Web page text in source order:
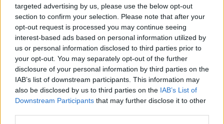
targeted advertising by us, please use the below opt-out
section to confirm your selection. Please note that after your
opt-out request is processed you may continue seeing
interest-based ads based on personal information utilized by
us or personal information disclosed to third parties prior to
your opt-out. You may separately opt-out of the further
disclosure of your personal information by third parties on the
IAB’s list of downstream participants. This information may
also be disclosed by us to third parties on the IAB’s List of
Downstream Participants that may further disclose it to other
Komplett Bank
Högräntekonto
1.0 %
Fast
1 000
000 kr
Ja
Bluestep
Sparkonto
SuperFlex
0.95
%
Fast
800
000 kr
Ja
Danskebank
Fastränteplacering
5 år
0.9 %
Rörlig
5 000
Ja